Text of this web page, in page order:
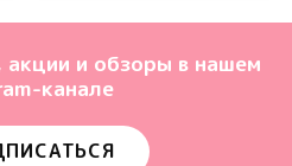
акции и обзоры в нашем
канале